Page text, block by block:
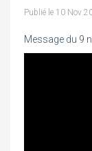
Publié le 10 Nov
Message du 9